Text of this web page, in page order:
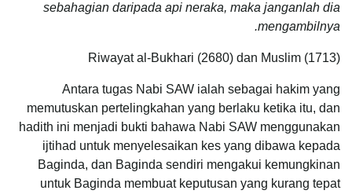
sebahagian daripada api neraka, maka janganlah dia
mengambilnya.
Riwayat al-Bukhari (2680) dan Muslim (1713)
Antara tugas Nabi SAW ialah sebagai hakim yang
memutuskan pertelingkahan yang berlaku ketika itu, dan
hadith ini menjadi bukti bahawa Nabi SAW menggunakan
ijtihad untuk menyelesaikan kes yang dibawa kepada
Baginda, dan Baginda sendiri mengakui kemungkinan
untuk Baginda membuat keputusan yang kurang tepat